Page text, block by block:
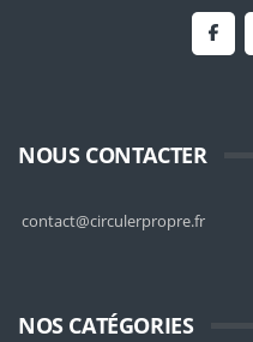
NOUS CONTACTER
contact@circulerpropre.fr
NOS CATÉGORIES